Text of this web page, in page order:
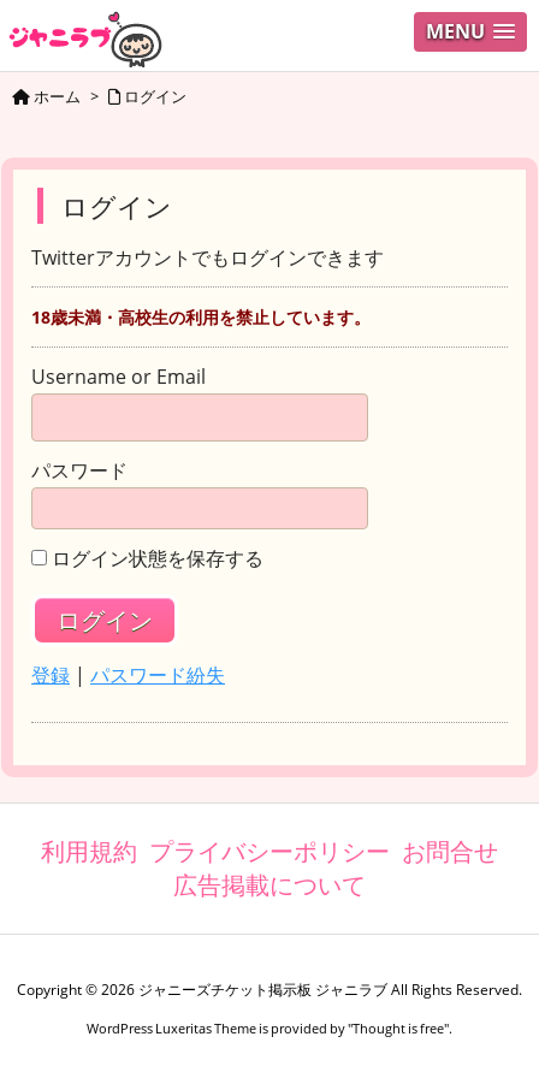
MENU
ホーム > ログイン
ログイン
Twitterアカウントでもログインできます
18歳未満・高校生の利用を禁止しています。
Username or Email
パスワード
ログイン状態を保存する
登録 | パスワード紛失
利用規約 プライバシーポリシー お問合せ
広告掲載について
Copyright ©2026 ジャニーズチケット掲示板 ジャニラブAll Rights Reserved.
WordPress Luxeritas Theme is provided by "Thought is free".